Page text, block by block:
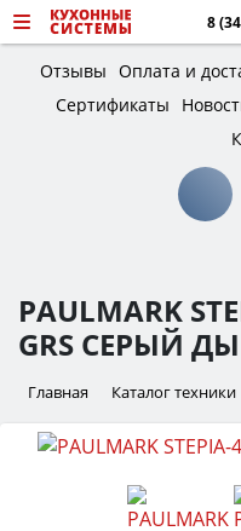
8
Отзывы Оплата и
Сертификаты
PAULMARK
GRS СЕРЫЙ
Главная Каталог техники